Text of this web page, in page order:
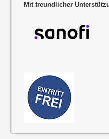
Mit freundlicher